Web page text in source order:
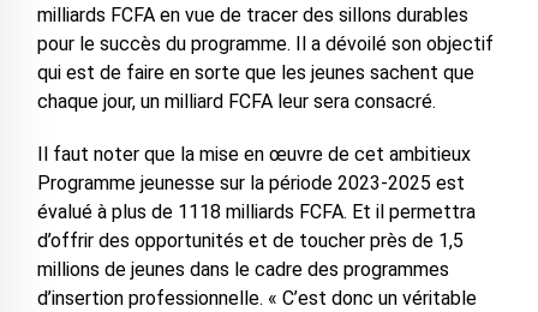
milliards FCFA en vue de tracer des sillons durables
pour le succès du programme. Il a dévoilé son objectif
qui est de faire en sorte que les jeunes sachent que
chaque jour, un milliard FCFA leur sera consacré.
Il faut noter que la mise en œuvre de cet ambitieux
Programme jeunesse sur la période 2023-2025 est
évalué à plus de 1118 milliards FCFA. Et il permettra
d’offrir des opportunités et de toucher près de 1,5
millions de jeunes dans le cadre des programmes
d’insertion professionnelle. « C’est donc un véritable